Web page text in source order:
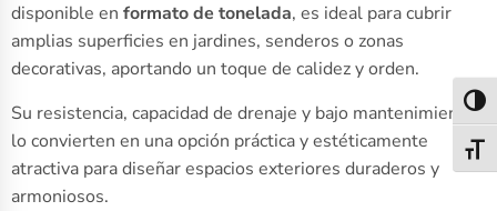
disponible en formato de tonelada, es ideal para cubrir
amplias superficies en jardines, senderos o zonas
decorativas, aportando un toque de calidez y orden.
Su resistencia, capacidad de drenaje y bajo mantenimiento
lo convierten en una opción práctica y estéticamente
atractiva para diseñar espacios exteriores duraderos y
armoniosos.